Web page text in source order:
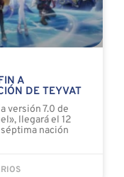
A
DE TEYVAT
versión 7.0 de
llegará el 12
nación